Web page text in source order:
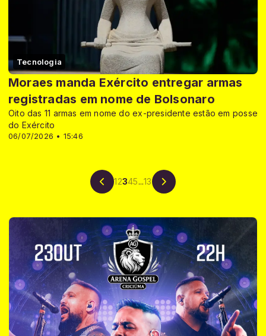
Tecnologia
06/07/2026 • 15:46
Moraes manda Exército entregar armas
registradas em nome de Bolsonaro
Oito das 11 armas em nome do ex-presidente estão em posse
do Exército
12345...13